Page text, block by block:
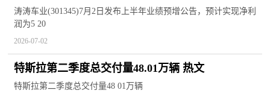
涛涛车业(301345)7月2日发布上半年业绩预增公告，预计实现净利
润为5 20
2026-07-02
特斯拉第二季度总交付量48.01万辆 热文
特斯拉第二季度总交付量48 01万辆